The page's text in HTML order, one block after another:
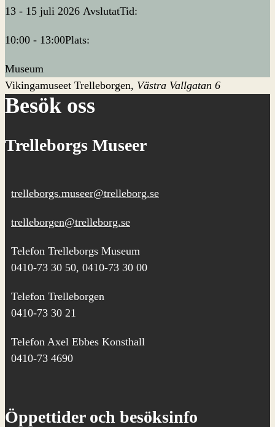
13 - 15 juli 2026 AvslutatTid:
10:00 - 13:00Plats:
Museum
Vikingamuseet Trelleborgen Västra Vallgatan 6
Besök oss
Trelleborgs Museer
trelleborgs.museer@trelleborg.se
trelleborgen@trelleborg.se
Telefon Trelleborgs Museum
0410-73 30 50, 0410-73 30 00
Telefon Trelleborgen
0410-73 30 21
Telefon Axel Ebbes Konsthall
0410-73 4690
Öppettider och besöksinfo